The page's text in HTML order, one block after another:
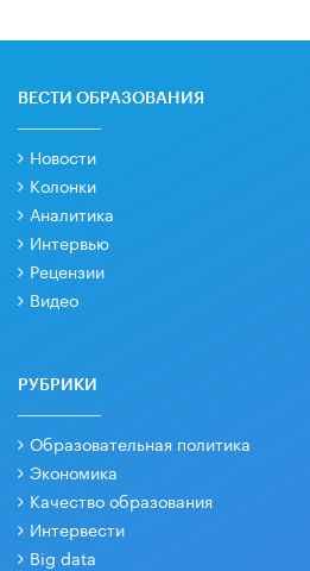
ВЕСТИ ОБРАЗОВАНИЯ
Новости
Колонки
Аналитика
Интервью
Рецензии
Видео
РУБРИКИ
Образовательная политика
Экономика
Качество образования
Интервести
Big data